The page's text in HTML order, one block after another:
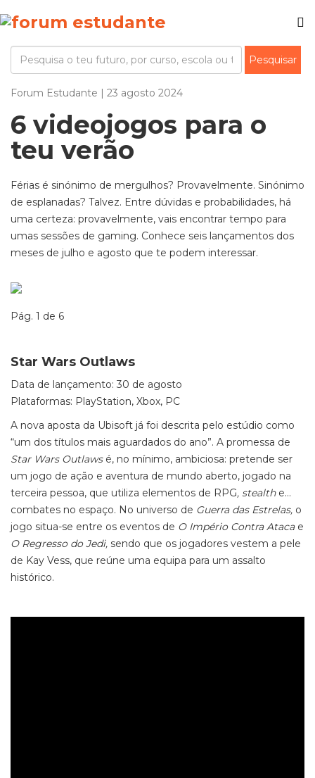
Forum Estudante | 23 agosto 2024
6 videojogos para o
teu verão
Férias é sinónimo de mergulhos? Provavelmente. Sinónimo
de esplanadas? Talvez. Entre dúvidas e probabilidades, há
uma certeza: provavelmente, vais encontrar tempo para
umas sessões de gaming. Conhece seis lançamentos dos
meses de julho e agosto que te podem interessar.
Pág. 1 de 6
Star Wars Outlaws
Data de lançamento: 30 de agosto
Plataformas: PlayStation, Xbox, PC
A nova aposta da Ubisoft já foi descrita pelo estúdio como
“um dos títulos mais aguardados do ano”. A promessa de
Star Wars Outlaws é, no mínimo, ambiciosa: pretende ser
um jogo de ação e aventura de mundo aberto, jogado na
terceira pessoa, que utiliza elementos de RPG, stealth e…
combates no espaço. No universo de Guerra das Estrelas, o
jogo situa-se entre os eventos de O Império Contra Ataca e
O Regresso do Jedi, sendo que os jogadores vestem a pele
de Kay Vess, que reúne uma equipa para um assalto
histórico.